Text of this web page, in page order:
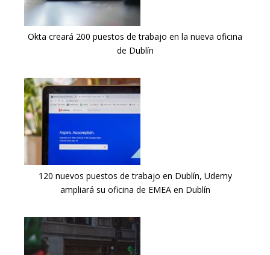
Okta creará 200 puestos de trabajo en la nueva oficina
de Dublín
120 nuevos puestos de trabajo en Dublín, Udemy
ampliará su oficina de EMEA en Dublín